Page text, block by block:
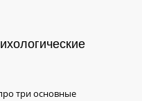
три основные